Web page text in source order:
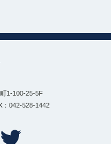
1-100-25-5F
：042-528-1442